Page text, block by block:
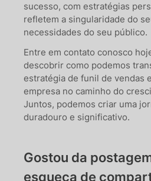
sucesso, com estratégias
refletem a singularidade do
necessidades do seu público.
Entre em contato conosco
descobrir como podemos
estratégia de funil de vendas
empresa no caminho do
Juntos, podemos criar uma
duradouro e significativo.
Gostou da
esqueça de